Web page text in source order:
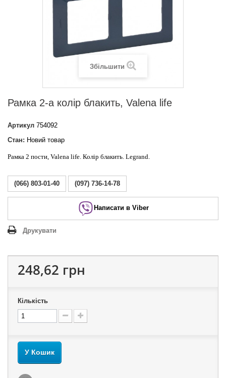
Збільшити
Рамка 2-а колір блакить, Valena life
Артикул 754092
Стан: Новий товар
Рамка 2 пости, Valena life. Колір блакить. Legrand.
(066) 803-01-40 (097) 736-14-78
Написати в Viber
Друкувати
248,62 грн
Кількість
У Кошик